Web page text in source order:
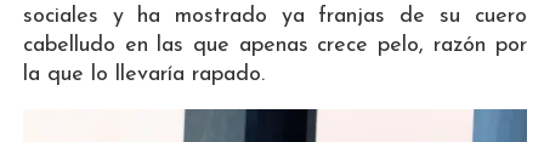
sociales y ha mostrado ya franjas de su cuero
cabelludo en las que apenas crece pelo, razón por
la que lo llevaría rapado.